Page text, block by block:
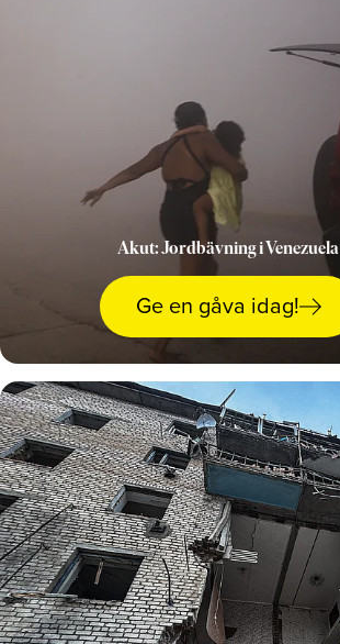
Akut: Jordbävning i Venezuela
Ge en gåva idag!arrow_right_alt